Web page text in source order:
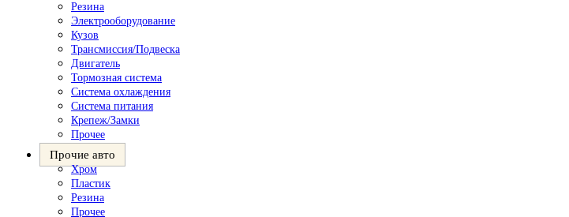
Резина
Электрооборудование
Кузов
Трансмиссия/Подвеска
Двигатель
Тормозная система
Система охлаждения
Система питания
Крепеж/Замки
Прочее
Прочие авто
Хром
Пластик
Резина
Прочее